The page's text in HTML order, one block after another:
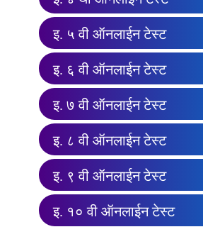
इ. ५ वी ऑनलाईन टेस्ट
इ. ६ वी ऑनलाईन टेस्ट
इ. ७ वी ऑनलाईन टेस्ट
इ. ८ वी ऑनलाईन टेस्ट
इ. ९ वी ऑनलाईन टेस्ट
इ. १० वी ऑनलाईन टेस्ट